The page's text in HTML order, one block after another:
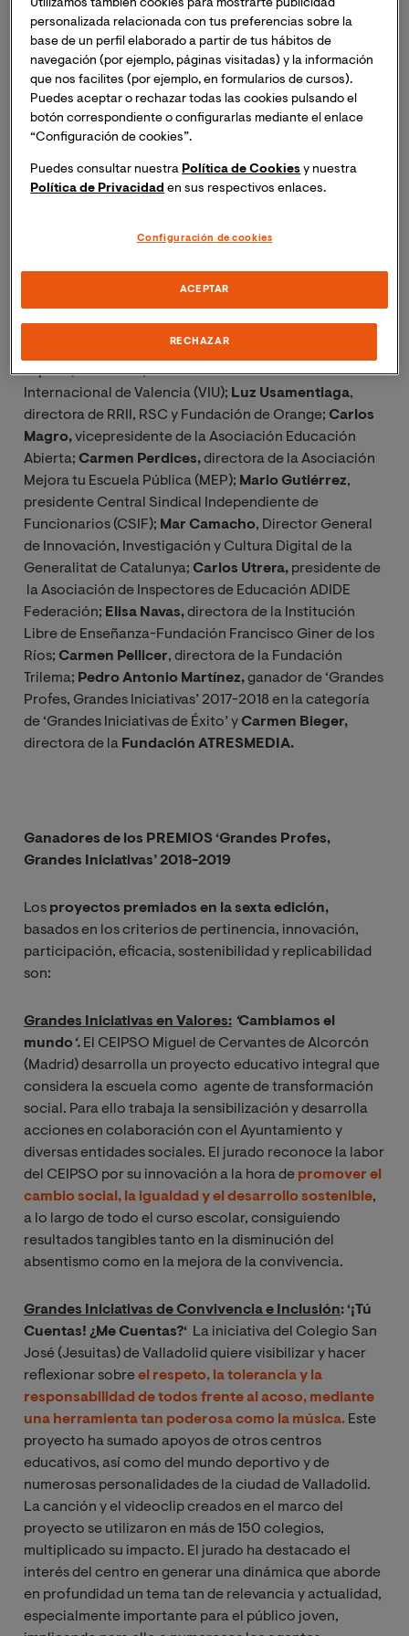
Andalucía, Madrid, Castilla y Leon y la Comunidad
Valenciana son las que más proyectos han presentado,
habiendo participado centros educativos de toda
España.
El jurado, reunido este martes en la sede de
seleccionado las propuestas ganadoras de cada una de
las seis categorías. El grupo de expertos del ámbito
puestoporCarlos Medina
Formación del Profesorado (INTEF);
secretario general de la Confederación Española de
Centros de Enseñanza (CECE);Elena Díaz-Alejo,
España;Eva Giner,rectora de la Universidad
Internacional de Valencia (VIU); Luz Usamentiaga,
directora de RRII, RSC y Fundación de Orange; Carlos
Magro,vicepresidente de la Asociación Educación
Abierta; Carmen Perdices,directora de la Asociación
Mejora tu Escuela Pública (MEP); Mario Gutiérrez,
presidente Central Sindical Independiente de
Funcionarios (CSIF); Mar Camacho, Director General
de Innovación, Investigación y Cultura Digital de la
Generalitat de Catalunya; Carlos Utrera, presidente de
la Asociación de Inspectores de Educación ADIDE
Federación; Elisa Navas,directora de la Institución
Libre de Enseñanza-Fundación Francisco Giner de los
Ríos; Carmen Pellicer, directora de la Fundación
Trilema; Pedro Antonio Martínez,ganador de ‘Grandes
Profes, Grandes Iniciativas’ 2017-2018 en la categoría
de ‘Grandes Iniciativas de Éxito’ yCarmen Bieger,
directora de la Fundación ATRESMEDIA.
Ganadores de los PREMIOS‘Grandes Profes,
Grandes Iniciativas’ 2018-2019
Los proyectos premiados en la sexta edición,
basados en los criterios de pertinencia, innovación,
participación, eficacia, sostenibilidad y replicabilidad
son:
Grandes Iniciativas en Valores: ‘Cambiamos el
mundo‘. El CEIPSO Miguel de Cervantes de Alcorcón
(Madrid) desarrolla un proyecto educativo integral que
considera la escuela como agente de transformación
social. Para ello trabaja la sensibilización y desarrolla
acciones en colaboración con el Ayuntamiento y
diversas entidades sociales. El jurado reconoce la labor
del CEIPSO por su innovación a la hora de promover el
cambio social, la igualdad y el desarrollo sostenible,
a lo largo de todo el curso escolar, consiguiendo
resultados tangibles tanto en la disminución del
absentismo como en la mejora de la convivencia.
Grandes Iniciativas de Convivencia e Inclusión: ‘¡Tú
Cuentas! ¿Me Cuentas?‘ La iniciativa del Colegio San
José (Jesuitas) de Valladolid quiere visibilizar y hacer
reflexionar sobreel respeto, la tolerancia y la
responsabilidad de todos frente al acoso, mediante
una herramientatan poderosacomo la música. Este
proyecto ha sumado apoyos de otros centros
educativos, así como del mundo deportivo y de
numerosas personalidades de la ciudad de Valladolid.
La canción y el videoclip creados en el marco del
proyecto se utilizaron en más de 150 colegios,
multiplicado su impacto. El jurado ha destacado el
interés del centro en generar una dinámica que aborde
en profundidad un tema tan de relevancia y actualidad,
especialmente importante para el público joven,
Utilizamos también cookies para mostrarte publicidad
personalizada relacionada con tus preferencias sobre la
base de un perfil elaborado a partir de tus hábitos de
navegación (por ejemplo, páginas visitadas) y la información
que nos facilites (por ejemplo, en formularios de cursos).
Puedes aceptar o rechazar todas las cookies pulsando el
botón correspondiente o configurarlas mediante el enlace
“Configuración de cookies”.
Puedes consultar nuestra Política de Cookies y nuestra
Política de Privacidad en sus respectivos enlaces.
Configuración de cookies
RECHAZAR
ACEPTAR